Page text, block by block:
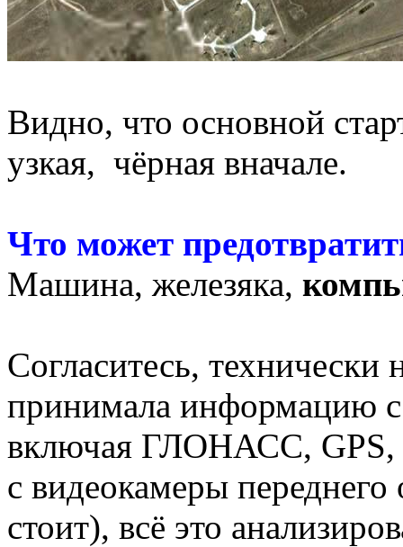
Видно, что основной
узкая, чёрная вначале.
Что может
Машина, железяка,
Согласитесь,
принимала информацию
включая ГЛОНАСС, GPS,
с видеокамеры переднего
стоит), всё это